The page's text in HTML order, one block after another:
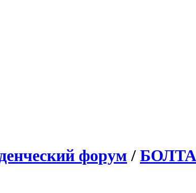
форум /